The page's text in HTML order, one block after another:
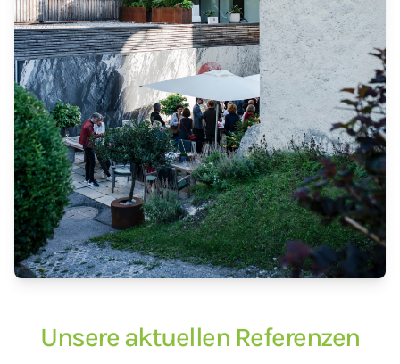
Unsere aktuellen Referenzen